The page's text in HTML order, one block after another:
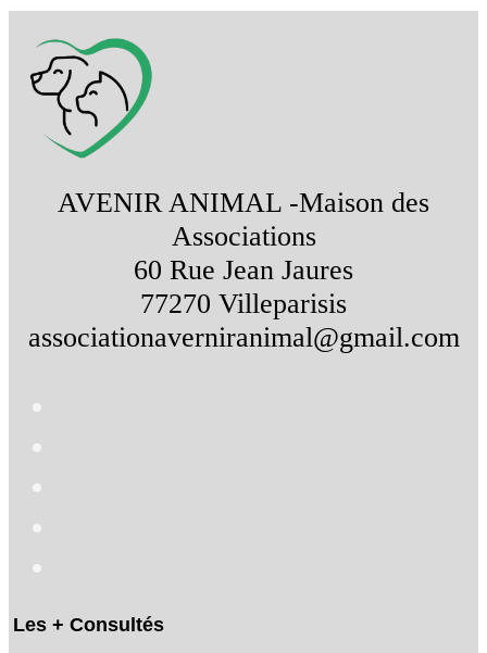
AVENIR ANIMAL -Maison des
Associations
60 Rue Jean Jaures
77270 Villeparisis
associationaverniranimal@gmail.com
Les + Consultés